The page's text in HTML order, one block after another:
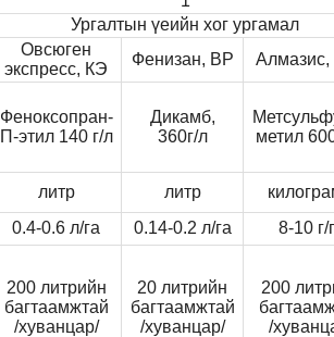
Ургалтын үеийн хог ургамал
Овсюген
экспресс, КЭ
Фенизан, ВР
Феноксопран-
П-этил 140 г/л
Дикамб,
360г/л
метил
литр литр
0.4-0.6 л/га 0.14-0.2 л/га 8-10 г/
200 литрийн
багтаамжтай
/хуванцар/
20 литрийн
багтаамжтай
/хуванцар/
200
/